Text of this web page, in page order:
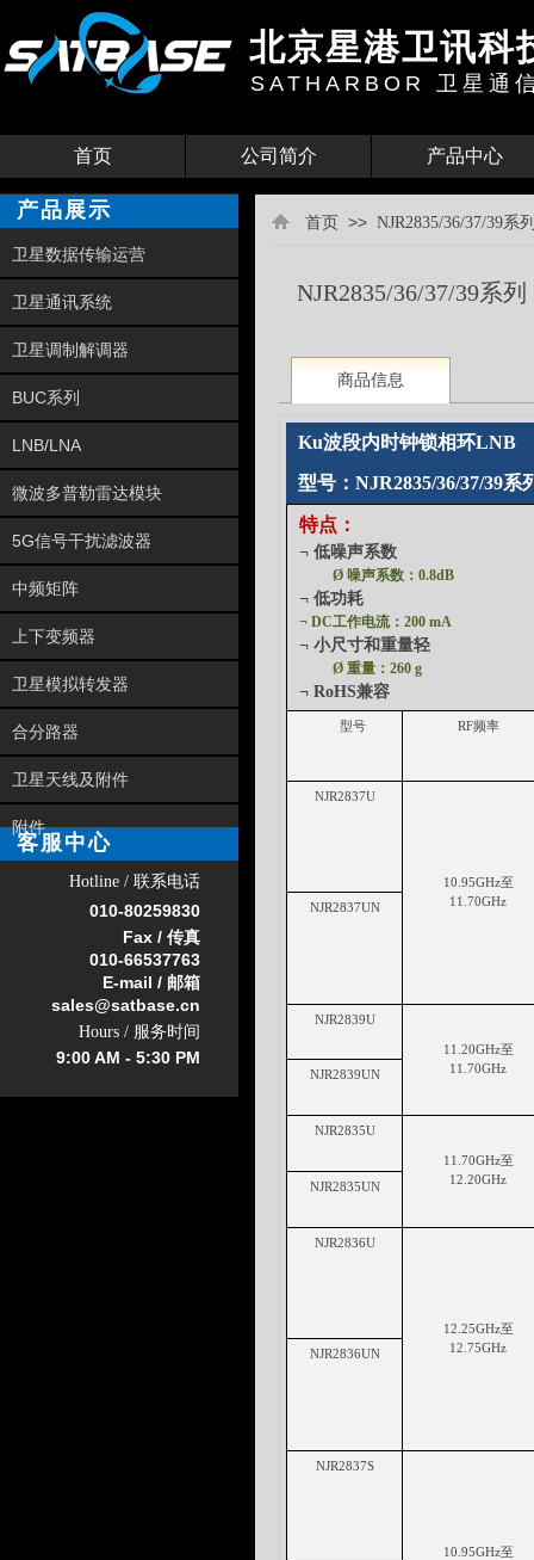
SATHARBOR 卫星通
北京星港卫讯科
首页 公司简介 产品中心
产品展示
卫星数据传输运营
卫星通讯系统
卫星调制解调器
BUC系列
LNB/LNA
微波多普勒雷达模块
5G信号干扰滤波器
中频矩阵
上下变频器
卫星模拟转发器
合分路器
卫星天线及附件
附件
Hotline / 联系电话
010-80259830
Fax / 传真
010-66537763
E-mail / 邮箱
sales@satbase.cn
Hours / 服务时间
9:00 AM - 5:30 PM
客服中心
NJR2835/36/37/39系
商品信息
Ku波段内时钟锁相环LNB
型号：NJR2835/36/37/39系
特点：
¬ 低噪声系数
Ø 噪声系数：0.8dB
¬ 低功耗
¬ DC工作电流：200 mA
¬ 小尺寸和重量轻
Ø 重量：260 g
¬ RoHS兼容
型号 RF频率
NJR2837U
1 0 95GHz至
1 1 70GHz
NJR2837UN
NJR2839U
1 1 20GHz至
1 1 70GHz
NJR2839UN
NJR2835U
1 1 70GHz至
1 2 20GHz
NJR2835UN
NJR2836U
1 2 25GHz至
1 2 75GHz
NJR2836UN
NJR2837S
1 0 95GHz至
首页 >> NJR2835/36/37/39系